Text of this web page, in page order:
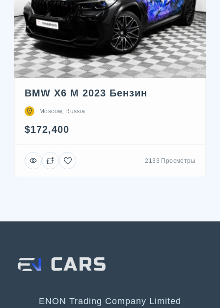
BMW X6 M 2023 Бензин
Moscow, Russia
$172,400
2133 Просмотры
ENON Trading Company Limited